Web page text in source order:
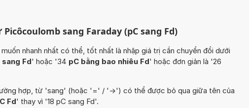
sang Faraday (pC sang Fd)
nhanh nhất có thể, tốt nhất là nhập giá trị cần chuyển đổi dưới
sang Fd' hoặc '34 pC bằng bao nhiêu Fd' hoặc đơn giản là '26
hợp, từ 'sang' (hoặc '=' / '->') có thể được bỏ qua giữa tên của
Fd' thay vì '18 pC sang Fd'.